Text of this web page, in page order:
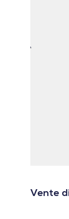
Vente